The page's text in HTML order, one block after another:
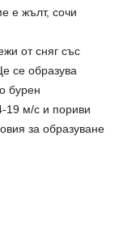
е жълт, сочи
от сняг със
се образува
бурен
19 м/с и пориви
за образуване